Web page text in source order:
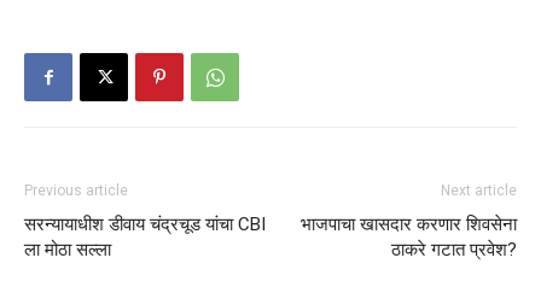
Previous article
सरन्यायाधीश डीवाय चंद्रचूड यांचा CBI
ला मोठा सल्ला
Next article
भाजपाचा खासदार करणार शिवसेना
ठाकरे गटात प्रवेश?